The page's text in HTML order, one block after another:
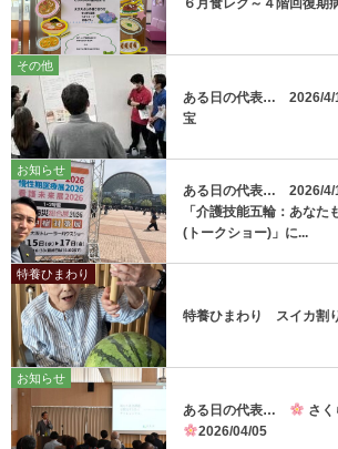
６月食レク～４階回復期
その他
ある日の代表… 2026/
宝
お知らせ
ある日の代表… 2026/4/
「介護技能五輪：あなた
(トークショー)」に...
特養ひまわり
特養ひまわり スイカ割
お知らせ
ある日の代表…
さく
2026/04/05